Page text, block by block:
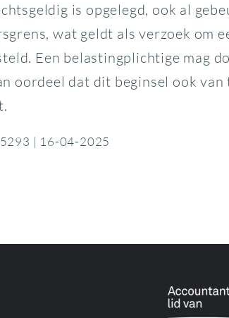
is opgelegd, ook al
wat geldt als verzoek om
Een belastingplichtige mag
oordeel dat dit beginsel ook van
| 16-04-2025